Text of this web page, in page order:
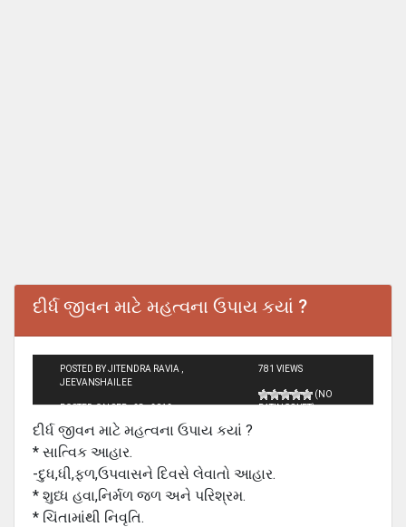
દીર્ધ જીવન માટે મહત્વના ઉપાય કયાં ?
POSTED BY JITENDRA RAVIA ,
JEEVANSHAILEE
POSTED ON SEP - 28 - 2012
781 VIEWS
(NO
RATINGS YET)
દીર્ધ જીવન માટે મહત્વના ઉપાય કયાં ?
* સાત્વિક આહાર.
-દુધ,ધી,ફળ,ઉપવાસને દિવસે લેવાતો આહાર.
* શુધ્ધ હવા,નિર્મળ જળ અને પરિશ્રમ.
* ચિંતામાંથી નિવૃતિ.